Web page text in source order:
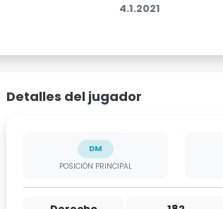
4.1.2021
Detalles del jugador
DM
POSICIÓN PRINCIPAL